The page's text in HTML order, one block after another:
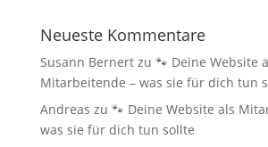
Neueste Kommentare
Susann Bernertzu 🐾 Deine Website
Mitarbeitende – was sie für dich tun
Andreas zu 🐾 Deine Website als
was sie für dich tun sollte